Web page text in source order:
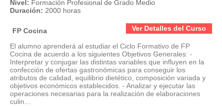
Nivel: Formación Profesional de Grado Medio
Duración: 2000 horas
Ver Detalles del Curso
FP Cocina
El alumno aprenderá al estudiar el Ciclo Formativo de FP
Cocina de acuerdo a los siguientes Objetivos Generales: -
Interpretar y conjugar las distintas variables que influyen en la
confección de ofertas gastronómicas para conseguir los
atributos de calidad, equilibrio dietético, composición variada y
objetivos económicos establecidos. - Analizar y ejecutar las
operaciones necesarias para la realización de elaboraciones
culin...